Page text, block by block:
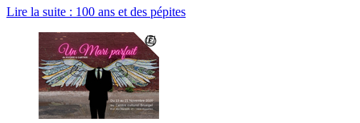
Lire la suite : 100 ans et des pépites